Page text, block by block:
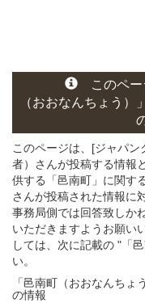
このペー
（おおなんちょう）」
このページは、[ジャパ
者）さんが投稿する情報
供する「邑南町」に関す
さんが投稿された情報に
事務局側では回答致しか
いただきますようお願い
しては、次に記載の "「
い。
「邑南町（おおなんちょ
の情報